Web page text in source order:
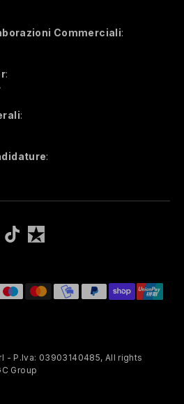
Commerciali:
:
:
:
- P.Iva: 03903140485, All rights
Group